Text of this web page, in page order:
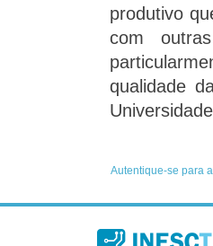
produtivo
com
qualidade